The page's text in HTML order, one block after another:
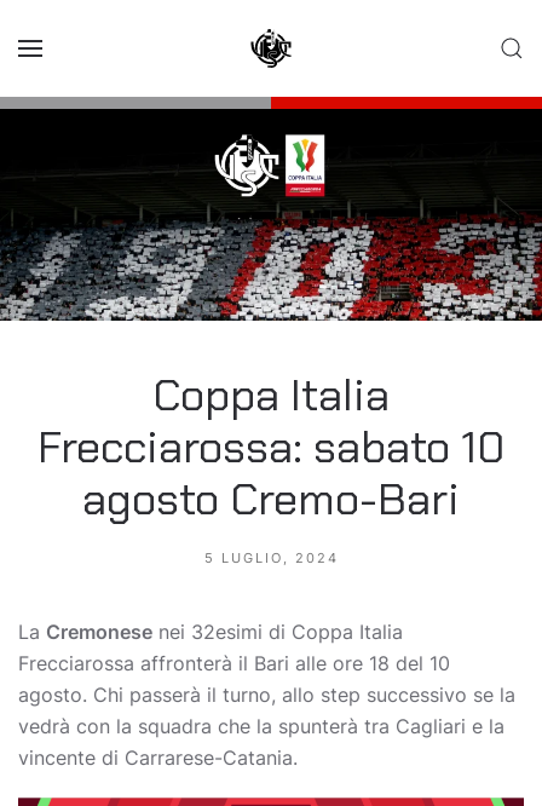
Coppa Italia
Frecciarossa: sabato 10
agosto Cremo-Bari
5 LUGLIO, 2024
La Cremonese nei 32esimi di Coppa Italia
Frecciarossa affronterà il Bari alle ore 18 del 10
agosto. Chi passerà il turno, allo step successivo se la
vedrà con la squadra che la spunterà tra Cagliari e la
vincente di Carrarese-Catania.